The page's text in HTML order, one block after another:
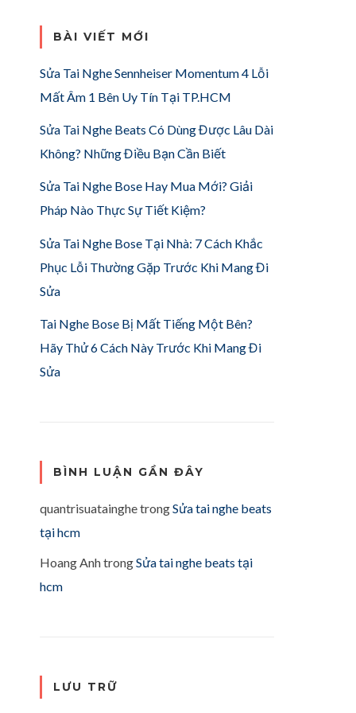
BÀI VIẾT MỚI
Sửa Tai Nghe Sennheiser Momentum 4 Lỗi
Mất Âm 1 Bên Uy Tín Tại TP.HCM
Sửa Tai Nghe Beats Có Dùng Được Lâu Dài
Không? Những Điều Bạn Cần Biết
Sửa Tai Nghe Bose Hay Mua Mới? Giải
Pháp Nào Thực Sự Tiết Kiệm?
Sửa Tai Nghe Bose Tại Nhà: 7 Cách Khắc
Phục Lỗi Thường Gặp Trước Khi Mang Đi
Sửa
Tai Nghe Bose Bị Mất Tiếng Một Bên?
Hãy Thử 6 Cách Này Trước Khi Mang Đi
Sửa
BÌNH LUẬN GẦN ĐÂY
quantrisuatainghetrongSửa tai nghe beats
tại hcm
Hoang AnhtrongSửa tai nghe beats tại
hcm
LƯU TRỮ